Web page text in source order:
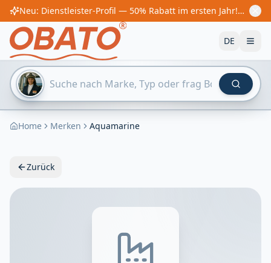
Neu: Dienstleister-Profil — 50% Rabatt im ersten Jahr! Ab €60/Jahr
DE
Home Merken Aquamarine
Zurück